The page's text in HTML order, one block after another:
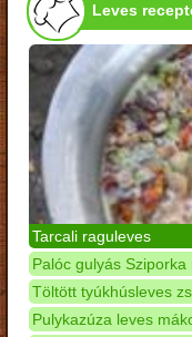
Leves
Tarcali raguleves
Palóc gulyás Sziporka
Töltött tyúkhúsleves
Pulykazúza leves